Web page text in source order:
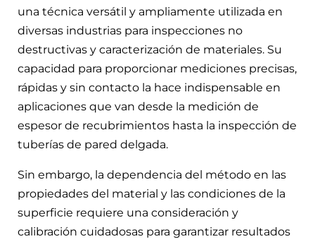
una técnica versátil y ampliamente utilizada en
diversas industrias para inspecciones no
destructivas y caracterización de materiales. Su
capacidad para proporcionar mediciones precisas,
rápidas y sin contacto la hace indispensable en
aplicaciones que van desde la medición de
espesor de recubrimientos hasta la inspección de
tuberías de pared delgada.
Sin embargo, la dependencia del método en las
propiedades del material y las condiciones de la
superficie requiere una consideración y
calibración cuidadosas para garantizar resultados